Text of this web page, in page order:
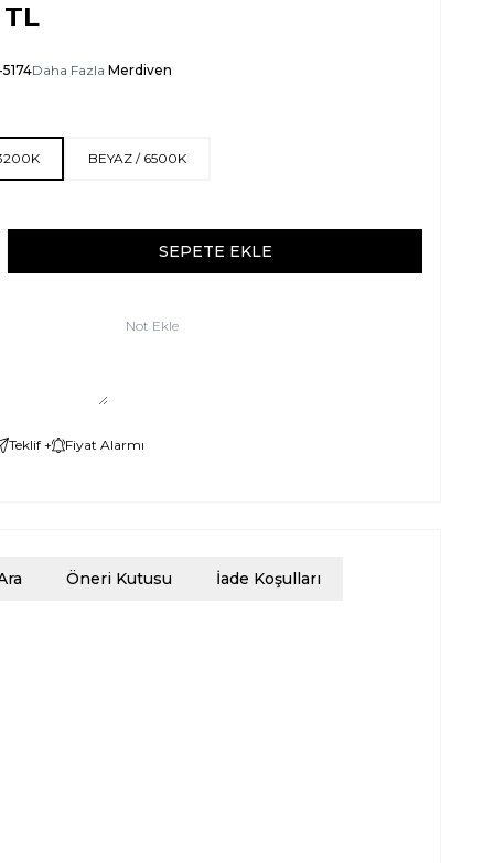
TL
Daha Fazla Merdiven
BEYAZ / 6500K
SEPETE EKLE
Not Ekle
Teklif + Fiyat Alarmı
Öneri Kutusu İade Koşulları